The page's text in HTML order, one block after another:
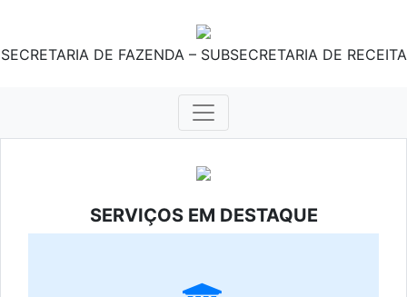
SECRETARIA DE FAZENDA – SUBSECRETARIA DE RECEITA
SERVIÇOS EM DESTAQUE